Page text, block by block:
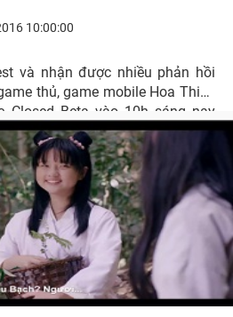
10:00:00
và nhận được nhiều phản hồi
thủ, game mobile Hoa Thiên
Closed Beta vào 10h sáng nay